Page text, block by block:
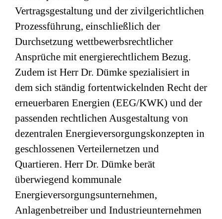
Vertragsgestaltung und der zivilgerichtlichen
Prozessführung, einschließlich der
Durchsetzung wettbewerbsrechtlicher
Ansprüche mit energierechtlichem Bezug.
Zudem ist Herr Dr. Dümke spezialisiert in
dem sich ständig fortentwickelnden Recht der
erneuerbaren Energien (EEG/KWK) und der
passenden rechtlichen Ausgestaltung von
dezentralen Energieversorgungskonzepten in
geschlossenen Verteilernetzen und
Quartieren. Herr Dr. Dümke berät
überwiegend kommunale
Energieversorgungsunternehmen,
Anlagenbetreiber und Industrieunternehmen